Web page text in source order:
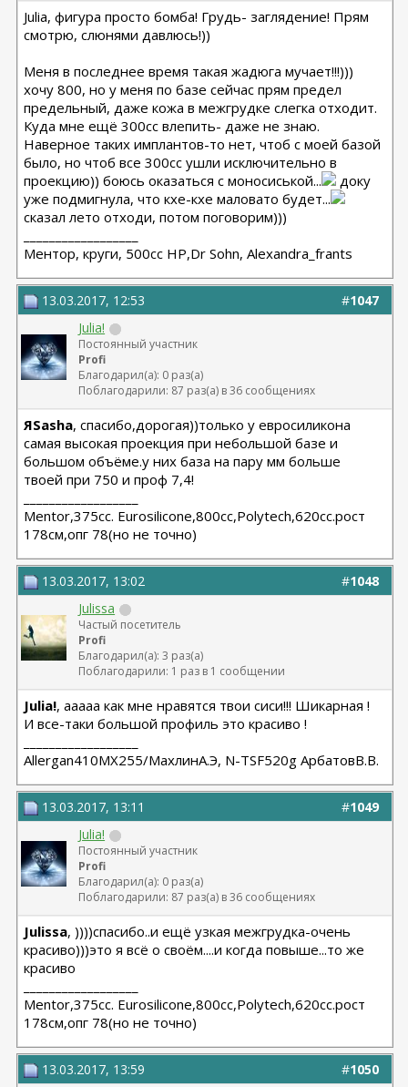
Julia, фигура просто бомба! Грудь- заглядение! Прям
смотрю, слюнями давлюсь!))
Меня в последнее время такая жадюга мучает!!!)))
хочу 800, но у меня по базе сейчас прям предел
предельный, даже кожа в межгрудке слегка отходит.
Куда мне ещё 300сс влепить- даже не знаю.
Наверное таких имплантов-то нет, чтоб с моей базой
было, но чтоб все 300сс ушли исключительно в
проекцию)) боюсь оказаться с моносиськой...
доку
уже подмигнула, что кхе-кхе маловато будет...
сказал лето отходи, потом поговорим)))
Ментор, круги, 500сс HP,Dr Sohn, Alexandra_frants
#1047
13.03.2017, 12:53
Julia!
Постоянный участник
Profi
Благодарил(а): 0 раз(а)
Поблагодарили: 87 раз(а) в 36 сообщениях
ЯSasha, спасибо,дорогая))только у евросиликона
самая высокая проекция при небольшой базе и
большом объёме.у них база на пару мм больше
твоей при 750 и проф 7,4!
Мentor,375cc. Eurosilicone,800cc,Polytech,620cc.рост
178см,опг 78(но не точно)
#1048
13.03.2017, 13:02
Julissa
Частый посетитель
Profi
Благодарил(а): 3 раз(а)
Поблагодарили: 1 раз в 1 сообщении
Julia!, ааааа как мне нравятся твои сиси!!! Шикарная !
И все-таки большой профиль это красиво !
Allergan410MX255/МахлинА.Э, N-TSF520g АрбатовВ.В.
#1049
13.03.2017, 13:11
Julia!
Постоянный участник
Profi
Благодарил(а): 0 раз(а)
Поблагодарили: 87 раз(а) в 36 сообщениях
Julissa, ))))спасибо..и ещё узкая межгрудка-очень
красиво)))это я всё о своём....и когда повыше...то же
красиво
Мentor,375cc. Eurosilicone,800cc,Polytech,620cc.рост
178см,опг 78(но не точно)
#1050
13.03.2017, 13:59